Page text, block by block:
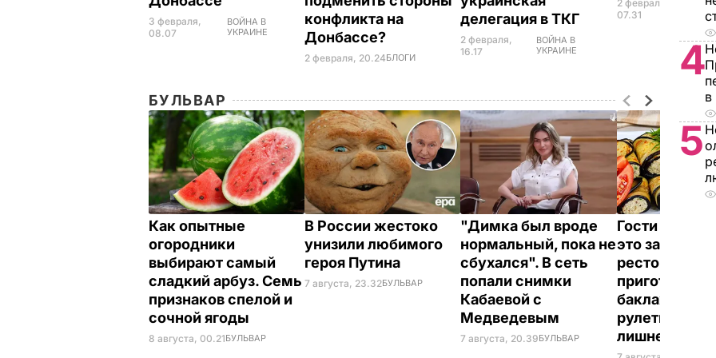
3 февраля,
08.07
ВОЙНА В
УКРАИНЕ
конфликта на
Донбассе?
2 февраля, 20.24БЛОГИ
делегация в ТКГ
2 февраля,
16.17
ВОЙНА В
УКРАИНЕ
2 февраля,
07.31
БУЛЬВАР
Как опытные
огородники
выбирают самый
сладкий арбуз. Семь
признаков спелой и
сочной ягоды
8 августа, 00.21БУЛЬВАР
В России жестоко
унизили любимого
героя Путина
7 августа, 23.32БУЛЬВАР
"Димка был вроде
нормальный, пока не
сбухался". В сеть
попали снимки
Кабаевой с
Медведевым
7 августа, 20.39БУЛЬВАР
Гости
это закуска из
ресторана.
приготовить
баклажанные
рулетики без
лишнего жира
4
в
5